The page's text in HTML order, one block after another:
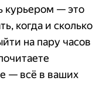
курьером — это
когда и сколько
на пару часов
— всё в ваших